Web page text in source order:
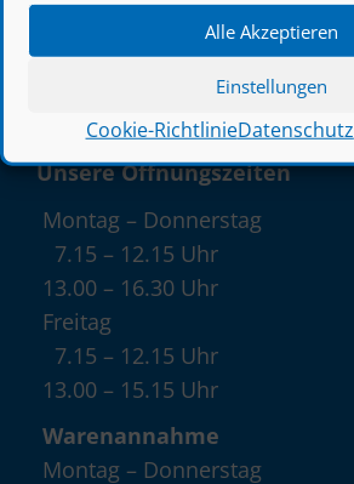
Alle Akzeptieren
Einstellungen
Cookie-RichtlinieDatenschutz
0671 709-108
verkauf@thress.de
Unsere Öffnungszeiten
Montag – Donnerstag
7.15 – 12.15 Uhr
13.00 – 16.30 Uhr
Freitag
7.15 – 12.15 Uhr
13.00 – 15.15 Uhr
Warenannahme
Montag – Donnerstag